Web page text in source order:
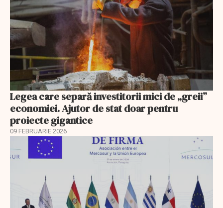
Legea care separă investitorii mici de „greii”
economiei. Ajutor de stat doar pentru
proiecte gigantice
09 FEBRUARIE 2026